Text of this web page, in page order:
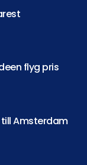
flyg pris
Amsterdam